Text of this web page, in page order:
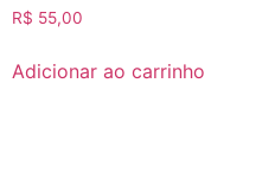
R$ 55,00
Adicionar ao carrinho